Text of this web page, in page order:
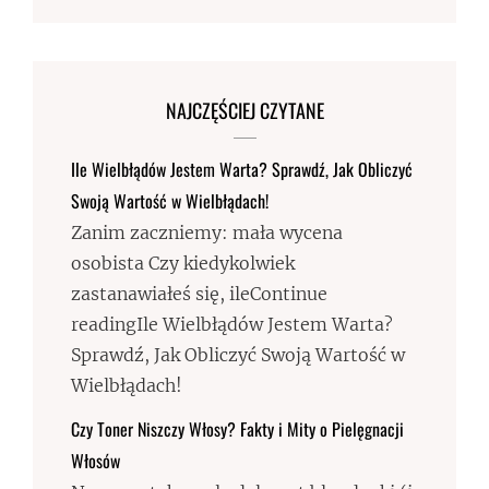
NAJCZĘŚCIEJ CZYTANE
Ile Wielbłądów Jestem Warta? Sprawdź, Jak Obliczyć
Swoją Wartość w Wielbłądach!
Zanim zaczniemy: mała wycena
osobista Czy kiedykolwiek
zastanawiałeś się, ileContinue
readingIle Wielbłądów Jestem Warta?
Sprawdź, Jak Obliczyć Swoją Wartość w
Wielbłądach!
Czy Toner Niszczy Włosy? Fakty i Mity o Pielęgnacji
Włosów